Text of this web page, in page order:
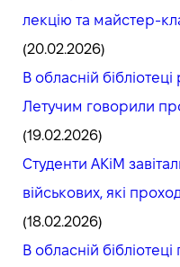
лекцію та майстер-
(20.02.2026)
В обласній
Летучим говорили
(19.02.2026)
Студенти АКіМ
військових, які
(18.02.2026)
В обласній